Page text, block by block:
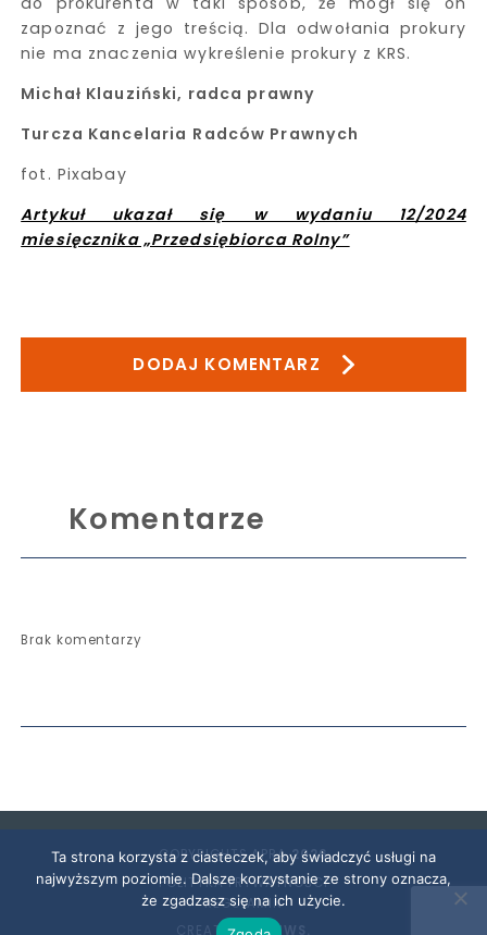
zapoznać z jego treścią. Dla odwołania prokury
nie ma znaczenia wykreślenie prokury z KRS.
Michał Klauziński, radca prawny
Turcza Kancelaria Radców Prawnych
fot. Pixabay
Artykuł ukazał się w wydaniu 12/2024
miesięcznika „Przedsiębiorca Rolny”
DODAJ KOMENTARZ
Komentarze
Brak komentarzy
COPYRIGHTS APRA2026
POLITYKA PRYWATNOŚCI
REGULAMIN
CREATED BYSNWS.
Ta strona korzysta z ciasteczek, aby świadczyć usługi na
najwyższym poziomie. Dalsze korzystanie ze strony oznacza,
że zgadzasz się na ich użycie.